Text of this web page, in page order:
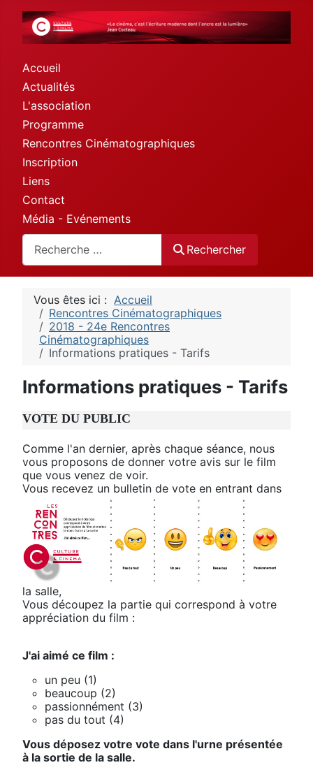
Accueil
Actualités
L'association
Programme
Rencontres Cinématographiques
Inscription
Liens
Contact
Média - Evénements
Rechercher
Rechercher
Vous êtes ici : Accueil
Rencontres Cinématographiques
2018 - 24e Rencontres
Cinématographiques
Informations pratiques - Tarifs
Informations pratiques - Tarifs
VOTE DU PUBLIC
Comme l'an dernier, après chaque séance, nous
vous proposons de donner votre avis sur le film
que vous venez de voir.
Vous recevez un bulletin de vote en entrant dans
la salle,
Vous découpez la partie qui correspond à votre
appréciation du film :
J'ai aimé ce film :
un peu (1)
beaucoup (2)
passionnément (3)
pas du tout (4)
Vous déposez votre vote dans l'urne présentée
à la sortie de la salle.